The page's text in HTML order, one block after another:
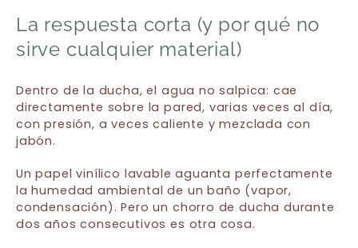
La respuesta corta (y por qué no
sirve cualquier material)
Dentro de la ducha, el agua no salpica: cae
directamente sobre la pared, varias veces al día,
con presión, a veces caliente y mezclada con
jabón.
Un papel vinílico lavable aguanta perfectamente
la humedad ambiental de un baño (vapor,
condensación). Pero un chorro de ducha durante
dos años consecutivos es otra cosa.